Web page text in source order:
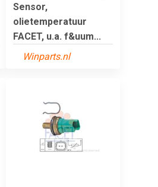
Sensor,
olietemperatuur
FACET, u.a. f&uum...
Winparts.nl